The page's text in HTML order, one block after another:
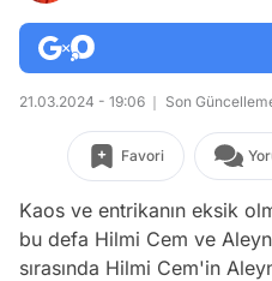
21.03.2024 - 19:06 Son
Favori
Kaos ve entrikanın eksik
bu defa Hilmi Cem ve
sırasında Hilmi Cem'in